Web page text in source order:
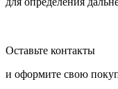
Оставьте контакты
и оформите свою